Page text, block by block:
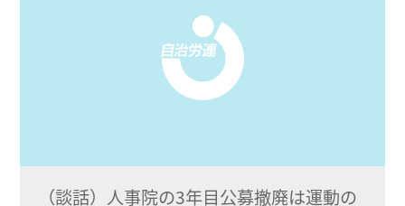
（談話）人事院の3年目公募撤廃は運動の